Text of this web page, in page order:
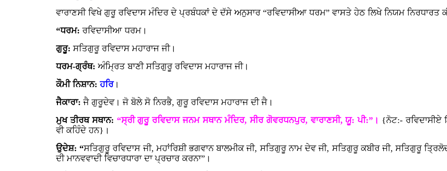
ਵਾਰਾਣਸੀ ਵਿਖੇ ਗੁਰੂ ਰਵਿਦਾਸ ਮੰਦਿਰ ਦੇ ਪ੍ਰਬੰਧਕਾਂ ਦੇ ਦੱਸੇ ਅਨੁਸਾਰ “ਰਵਿਦਾਸੀਆ ਧਰਮ” ਵਾਸਤੇ ਹੇਠ ਲਿਖੇ ਨਿਯਮ ਨਿਰਧਾਰਤ
“ਧਰਮ: ਰਵਿਦਾਸੀਆ ਧਰਮ।
ਗੁਰੂ: ਸਤਿਗੁਰੂ ਰਵਿਦਾਸ ਮਹਾਰਾਜ ਜੀ।
ਧਰਮ-ਗ੍ਰੰਥ: ਅੰਮ੍ਰਿਤ ਬਾਣੀ ਸਤਿਗੁਰੂ ਰਵਿਦਾਸ ਮਹਾਰਾਜ ਜੀ।
ਕੌਮੀ ਨਿਸ਼ਾਨ:ਹਰਿ।
ਜੈਕਾਰਾ:ਜੈ ਗੁਰੂਦੇਵ। ਜੋ ਬੋਲੇ ਸੋ ਨਿਰਭੈ, ਗੁਰੂ ਰਵਿਦਾਸ ਮਹਾਰਾਜ ਦੀ ਜੈ।
ਮੁਖ ਤੀਰਥ ਸਥਾਨ: “ਸ੍ਰੀ ਗੁਰੂ ਰਵਿਦਾਸ ਜਨਮ ਸਥਾਨ ਮੰਦਿਰ, ਸੀਰ ਗੋਵਰਧਨਪੁਰ, ਵਾਰਾਣਸੀ, ਯੂ: ਪੀ:”। {ਨੋਟ:- ਰਵਿਦਾਸੀਏ
ਵੀ ਕਹਿੰਦੇ ਹਨ}।
ਉਦੇਸ਼: “ਸਤਿਗੁਰੂ ਰਵਿਦਾਸ ਜੀ, ਮਹਾਂਰਿਸ਼ੀ ਭਗਵਾਨ ਬਾਲਮੀਕ ਜੀ, ਸਤਿਗੁਰੂ ਨਾਮ ਦੇਵ ਜੀ, ਸਤਿਗੁਰੂ ਕਬੀਰ ਜੀ, ਸਤਿਗੁਰੂ
ਦੀ ਮਾਨਵਵਾਦੀ ਵਿਚਾਰਧਾਰਾ ਦਾ ਪ੍ਰਚਾਰ ਕਰਨਾ”।